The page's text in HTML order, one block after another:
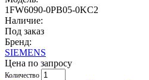
1FW6090-0PB05-0KC2
Наличие:
Под заказ
Бренд:
SIEMENS
Цена по запросу
Количество